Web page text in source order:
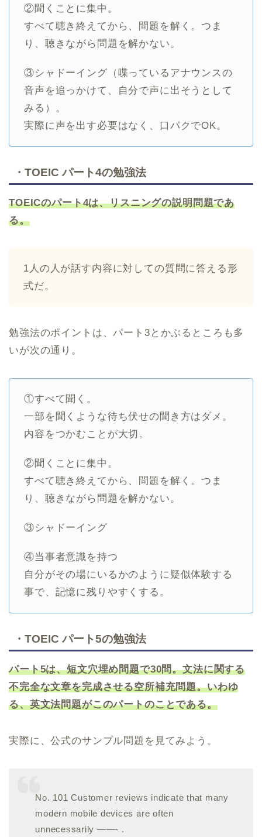
②聞くことに集中。
すべて聴き終えてから、問題を解く。つま
り、聴きながら問題を解かない。
③シャドーイング（喋っているアナウンスの
音声を追っかけて、自分で声に出そうとして
みる）。
実際に声を出す必要はなく、口パクでOK。
・TOEIC パート4の勉強法
TOEICのパート4は、リスニングの説明問題であ
る。
1人の人が話す内容に対しての質問に答える形
式だ。
勉強法のポイントは、パート3とかぶるところも多
いが次の通り。
①すべて聞く。
一部を聞くような待ち伏せの聞き方はダメ。
内容をつかむことが大切。
②聞くことに集中。
すべて聴き終えてから、問題を解く。つま
り、聴きながら問題を解かない。
③シャドーイング
④当事者意識を持つ
自分がその場にいるかのように疑似体験する
事で、記憶に残りやすくする。
・TOEIC パート5の勉強法
パート5は、短文穴埋め問題で30問。文法に関する
不完全な文章を完成させる空所補充問題。いわゆ
る、英文法問題がこのパートのことである。
実際に、公式のサンプル問題を見てみよう。
No. 101 Customer reviews indicate that many
modern mobile devices are often
unnecessarily ——- .